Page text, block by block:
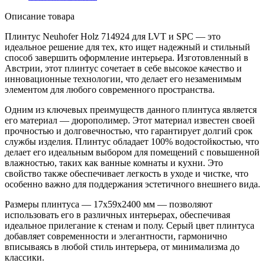
Описание товара
Плинтус Neuhofer Holz 714924 для LVT и SPC — это
идеальное решение для тех, кто ищет надежный и стильный
способ завершить оформление интерьера. Изготовленный в
Австрии, этот плинтус сочетает в себе высокое качество и
инновационные технологии, что делает его незаменимым
элементом для любого современного пространства.
Одним из ключевых преимуществ данного плинтуса является
его материал — дюрополимер. Этот материал известен своей
прочностью и долговечностью, что гарантирует долгий срок
службы изделия. Плинтус обладает 100% водостойкостью, что
делает его идеальным выбором для помещений с повышенной
влажностью, таких как ванные комнаты и кухни. Это
свойство также обеспечивает легкость в уходе и чистке, что
особенно важно для поддержания эстетичного внешнего вида.
Размеры плинтуса — 17x59x2400 мм — позволяют
использовать его в различных интерьерах, обеспечивая
идеальное прилегание к стенам и полу. Серый цвет плинтуса
добавляет современности и элегантности, гармонично
вписываясь в любой стиль интерьера, от минимализма до
классики.